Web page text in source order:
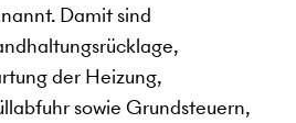
Damit sind
der Heizung,
sowie Grundsteuern,